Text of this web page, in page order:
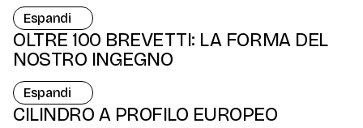
Espandi
OLTRE 100 BREVETTI: LA FORMA DEL
NOSTRO INGEGNO
Espandi
CILINDRO A PROFILO EUROPEO